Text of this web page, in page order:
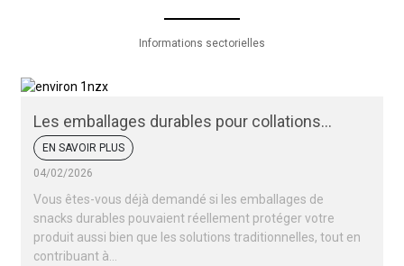
Informations sectorielles
Les emballages durables pour collations
peuvent-ils protéger vos produits ?
EN SAVOIR PLUS
04/02/2026
Vous êtes-vous déjà demandé si les emballages de
snacks durables pouvaient réellement protéger votre
produit aussi bien que les solutions traditionnelles, tout en
contribuant à...